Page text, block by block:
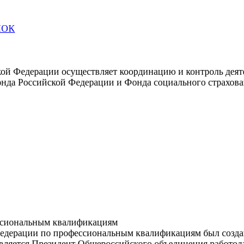
Федерации осуществляет координацию и контроль
Российской Федерации и Фонда социального
квалификациям
по профессиональным квалификациям был